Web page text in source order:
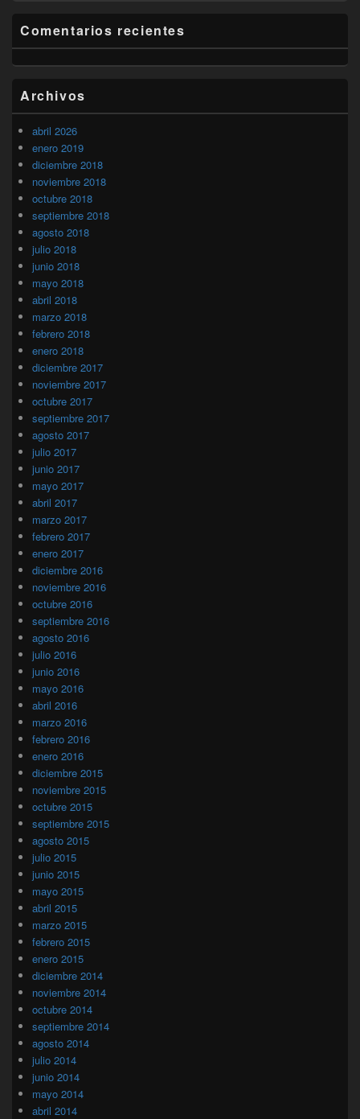
Comentarios recientes
Archivos
abril 2026
enero 2019
diciembre 2018
noviembre 2018
octubre 2018
septiembre 2018
agosto 2018
julio 2018
junio 2018
mayo 2018
abril 2018
marzo 2018
febrero 2018
enero 2018
diciembre 2017
noviembre 2017
octubre 2017
septiembre 2017
agosto 2017
julio 2017
junio 2017
mayo 2017
abril 2017
marzo 2017
febrero 2017
enero 2017
diciembre 2016
noviembre 2016
octubre 2016
septiembre 2016
agosto 2016
julio 2016
junio 2016
mayo 2016
abril 2016
marzo 2016
febrero 2016
enero 2016
diciembre 2015
noviembre 2015
octubre 2015
septiembre 2015
agosto 2015
julio 2015
junio 2015
mayo 2015
abril 2015
marzo 2015
febrero 2015
enero 2015
diciembre 2014
noviembre 2014
octubre 2014
septiembre 2014
agosto 2014
julio 2014
junio 2014
mayo 2014
abril 2014